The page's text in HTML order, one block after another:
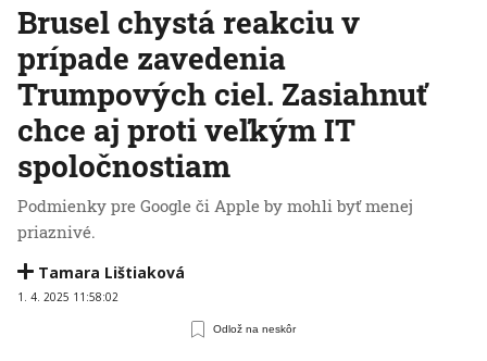
Brusel chystá reakciu v
prípade zavedenia
Trumpových ciel. Zasiahnuť
chce aj proti veľkým IT
spoločnostiam
Podmienky pre Google či Apple by mohli byť menej
priaznivé.
Tamara Lištiaková
1. 4. 2025 11:58:02
Odlož na neskôr